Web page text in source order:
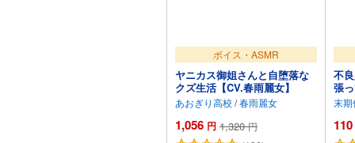
ボイス・ASMR
ヤニカス御姐さんと自堕落な
クズ生活【CV.春雨麗女】
あおぎり高校/春雨麗女
1,056 円 1,320 円
不
張
末期
110